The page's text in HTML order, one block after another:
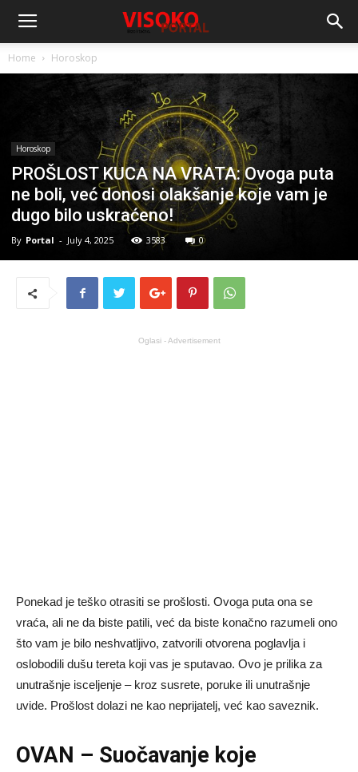
Home Horoskop
Horoskop
PROŠLOST KUCA NA VRATA: Ovoga puta
ne boli, već donosi olakšanje koje vam je
dugo bilo uskraćeno!
By Portal - July 4, 2025 3583 0
Oglasi - Advertisement
Ponekad je teško otrasiti se prošlosti. Ovoga puta ona se
vraća, ali ne da biste patili, već da biste konačno razumeli ono
što vam je bilo neshvatljivo, zatvorili otvorena poglavlja i
oslobodili dušu tereta koji vas je sputavao. Ovo je prilika za
unutrašnje isceljenje – kroz susrete, poruke ili unutrašnje
uvide. Prošlost dolazi ne kao neprijatelj, već kao saveznik.
OVAN – Suočavanje koje